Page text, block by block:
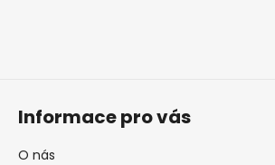
Informace pro vás
O nás